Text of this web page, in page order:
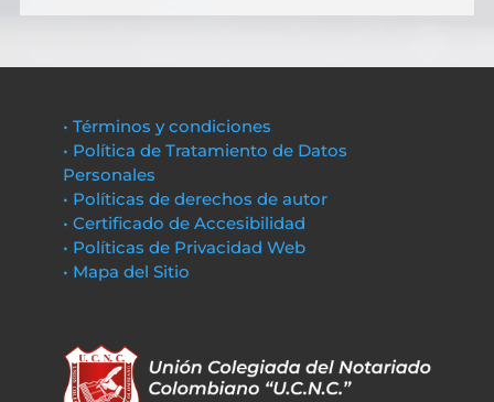
• Términos y condiciones
• Política de Tratamiento de Datos
Personales
• Políticas de derechos de autor
• Certificado de Accesibilidad
• Políticas de Privacidad Web
• Mapa del Sitio